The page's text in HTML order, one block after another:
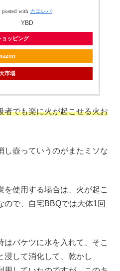
posted with カエレバ
YBD
ッピング
市場
者でも楽に火が起こせる火お
し壺っていうのがまたミソな
を使用する場合は、火が起こ
ので、自宅BBQでは大体1回
はバケツに水を入れて、そこ
浸して消化して、乾かし